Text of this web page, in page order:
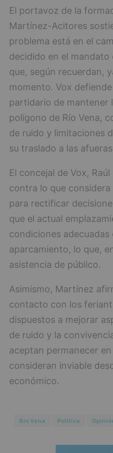
El portavoz de la
Martínez-Acitores
problema está en el
decidido en el mandato
que, según recuerdan,
momento. Vox
partidario de mantener
polígono de Río Vena,
de ruido y limitaciones
su traslado a las
El concejal de Vox,
contra lo que
para rectificar
que el actual
condiciones adecuadas
aparcamiento, lo que,
asistencia de público.
Asimismo, Martínez
contacto con los
dispuestos a mejorar
de ruido y la
aceptan permanecer
consideran inviable
económico.
Río Vena Política